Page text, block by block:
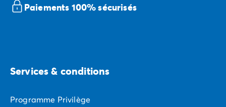
Paiements 100% sécurisés
Services & conditions
Programme Privilège